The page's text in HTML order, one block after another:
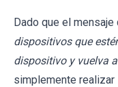
Dado que el mensaje
dispositivos que
dispositivo y vuelva
simplemente